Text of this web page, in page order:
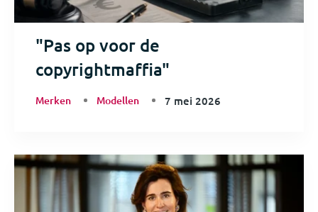
"Pas op voor de
copyrightmaffia"
Merken Modellen 7 mei 2026